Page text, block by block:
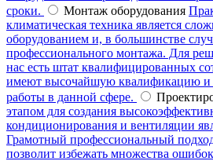
сроки.
Монтаж оборудования
климатическая техника является
оборудованием и, в большинстве
профессионального монтажа. Для
нас есть штат квалифицированных
имеют высочайшую квалификацию и
работы в данной сфере.
этапом для создания
кондиционирования и вентиляции
Грамотный профессиональный
позволит избежать множества